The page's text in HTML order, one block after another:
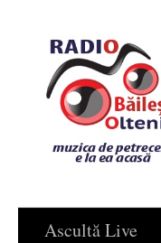
Ascultă Live